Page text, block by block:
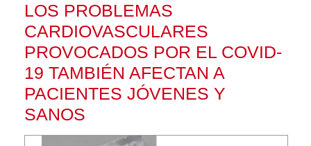
LOS PROBLEMAS
CARDIOVASCULARES
PROVOCADOS POR EL COVID-
19 TAMBIÉN AFECTAN A
PACIENTES JÓVENES Y
SANOS